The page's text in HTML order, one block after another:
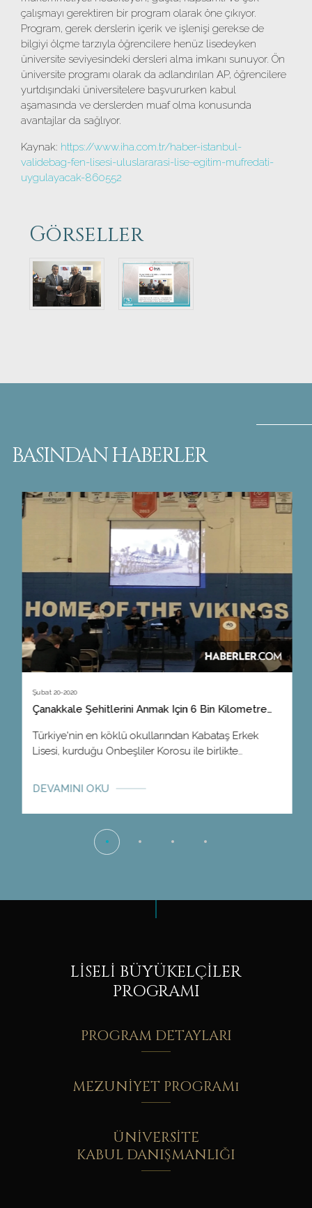
çalışmayı gerektiren bir program olarak öne çıkıyor.
Program, gerek derslerin içerik ve işlenişi gerekse de
bilgiyi ölçme tarzıyla öğrencilere henüz lisedeyken
üniversite seviyesindeki dersleri alma imkanı sunuyor. Ön
üniversite programı olarak da adlandırılan AP, öğrencilere
yurtdışındaki üniversitelere başvururken kabul
aşamasında ve derslerden muaf olma konusunda
avantajlar da sağlıyor.
Kaynak: https://www.iha.com.tr/haber-istanbul-
validebag-fen-lisesi-uluslararasi-lise-egitim-mufredati-
uygulayacak-860552
Görseller
BASINDAN HABERLER
Şubat 20-2020
Çanakkale Şehitlerini Anmak Için 6 Bin Kilometre
Türkiye'nin en köklü okullarından Kabataş Erkek
Lisesi, kurduğu Onbeşliler Korosu ile birlikte
ziyaret etti. Program kapsamında konser veren
giden ilk Türk heyet oldu.
DEVAMINI OKU
LİSELİ BÜYÜKELÇİLER
PROGRAMI
PROGRAM DETAYLARI
MEZUNİYET PROGRAMı
ÜNİVERSİTE
KABUL DANIŞMANLIĞI